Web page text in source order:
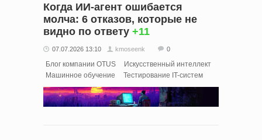
Когда ИИ-агент ошибается
молча: 6 отказов, которые не
видно по ответу +11
07.07.2026 13:10 kmoseenk 0
Блог компании OTUS
Искусственный интеллект
Машинное обучение
Тестирование IT-систем